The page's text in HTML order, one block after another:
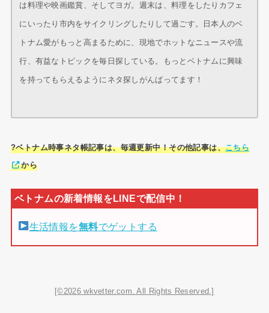
は料理や映画鑑賞、そしてヨガ。週末は、料理をしたりカフェ
にいったり市内をサイクリングしたりして過ごす。日本人のベ
トナム愛がもっと高まるために、現地でホットなニュースや流
行、有益なトピックを毎日探している。もっとベトナムに興味
を持ってもらえるようにネタ探しがんばってます！
?ベトナム時事ネタ帳記事は、毎週更新中！その他記事は、こちら
から
生活情報を無料でゲットする
[©2026 wkvetter.com. All Rights Reserved.]